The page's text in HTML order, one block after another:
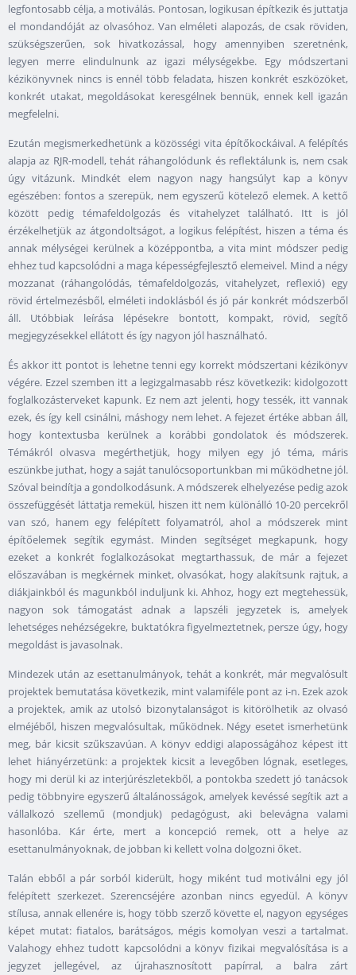
legfontosabb célja, a motiválás. Pontosan, logikusan építkezik és juttatja
el mondandóját az olvasóhoz. Van elméleti alapozás, de csak röviden,
szükségszerűen, sok hivatkozással, hogy amennyiben szeretnénk,
legyen merre elindulnunk az igazi mélységekbe. Egy módszertani
kézikönyvnek nincs is ennél több feladata, hiszen konkrét eszközöket,
konkrét utakat, megoldásokat keresgélnek bennük, ennek kell igazán
megfelelni.
Ezután megismerkedhetünk a közösségi vita építőkockáival. A felépítés
alapja az RJR-modell, tehát ráhangolódunk és reflektálunk is, nem csak
úgy vitázunk. Mindkét elem nagyon nagy hangsúlyt kap a könyv
egészében: fontos a szerepük, nem egyszerű kötelező elemek. A kettő
között pedig témafeldolgozás és vitahelyzet található. Itt is jól
érzékelhetjük az átgondoltságot, a logikus felépítést, hiszen a téma és
annak mélységei kerülnek a középpontba, a vita mint módszer pedig
ehhez tud kapcsolódni a maga képességfejlesztő elemeivel. Mind a négy
mozzanat (ráhangolódás, témafeldolgozás, vitahelyzet, reflexió) egy
rövid értelmezésből, elméleti indoklásból és jó pár konkrét módszerből
áll. Utóbbiak leírása lépésekre bontott, kompakt, rövid, segítő
megjegyzésekkel ellátott és így nagyon jól használható.
És akkor itt pontot is lehetne tenni egy korrekt módszertani kézikönyv
végére. Ezzel szemben itt a legizgalmasabb rész következik: kidolgozott
foglalkozásterveket kapunk. Ez nem azt jelenti, hogy tessék, itt vannak
ezek, és így kell csinálni, máshogy nem lehet. A fejezet értéke abban áll,
hogy kontextusba kerülnek a korábbi gondolatok és módszerek.
Témákról olvasva megérthetjük, hogy milyen egy jó téma, máris
eszünkbe juthat, hogy a saját tanulócsoportunkban mi működhetne jól.
Szóval beindítja a gondolkodásunk. A módszerek elhelyezése pedig azok
összefüggését láttatja remekül, hiszen itt nem különálló 10-20 percekről
van szó, hanem egy felépített folyamatról, ahol a módszerek mint
építőelemek segítik egymást. Minden segítséget megkapunk, hogy
ezeket a konkrét foglalkozásokat megtarthassuk, de már a fejezet
előszavában is megkérnek minket, olvasókat, hogy alakítsunk rajtuk, a
diákjainkból és magunkból induljunk ki. Ahhoz, hogy ezt megtehessük,
nagyon sok támogatást adnak a lapszéli jegyzetek is, amelyek
lehetséges nehézségekre, buktatókra figyelmeztetnek, persze úgy, hogy
megoldást is javasolnak.
Mindezek után az esettanulmányok, tehát a konkrét, már megvalósult
projektek bemutatása következik, mint valamiféle pont az i-n. Ezek azok
a projektek, amik az utolsó bizonytalanságot is kitörölhetik az olvasó
elméjéből, hiszen megvalósultak, működnek. Négy esetet ismerhetünk
meg, bár kicsit szűkszavúan. A könyv eddigi alaposságához képest itt
lehet hiányérzetünk: a projektek kicsit a levegőben lógnak, esetleges,
hogy mi derül ki az interjúrészletekből, a pontokba szedett jó tanácsok
pedig többnyire egyszerű általánosságok, amelyek kevéssé segítik azt a
vállalkozó szellemű (mondjuk) pedagógust, aki belevágna valami
hasonlóba. Kár érte, mert a koncepció remek, ott a helye az
esettanulmányoknak, de jobban ki kellett volna dolgozni őket.
Talán ebből a pár sorból kiderült, hogy miként tud motiválni egy jól
felépített szerkezet. Szerencséjére azonban nincs egyedül. A könyv
stílusa, annak ellenére is, hogy több szerző követte el, nagyon egységes
képet mutat: fiatalos, barátságos, mégis komolyan veszi a tartalmat.
Valahogy ehhez tudott kapcsolódni a könyv fizikai megvalósítása is a
jegyzet jellegével, az újrahasznosított papírral, a balra zárt